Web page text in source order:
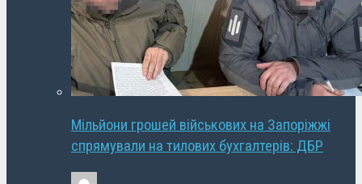
Мільйони грошей військових на Запоріжжі
спрямували на тилових бухгалтерів: ДБР